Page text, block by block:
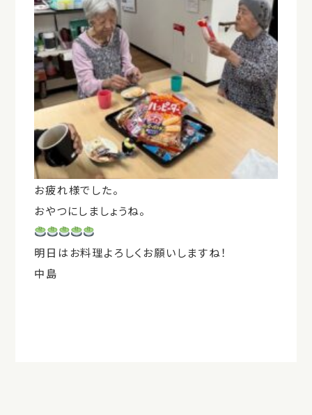
お疲れ様でした。
おやつにしましょうね。
明日はお料理よろしくお願いしますね！
中島